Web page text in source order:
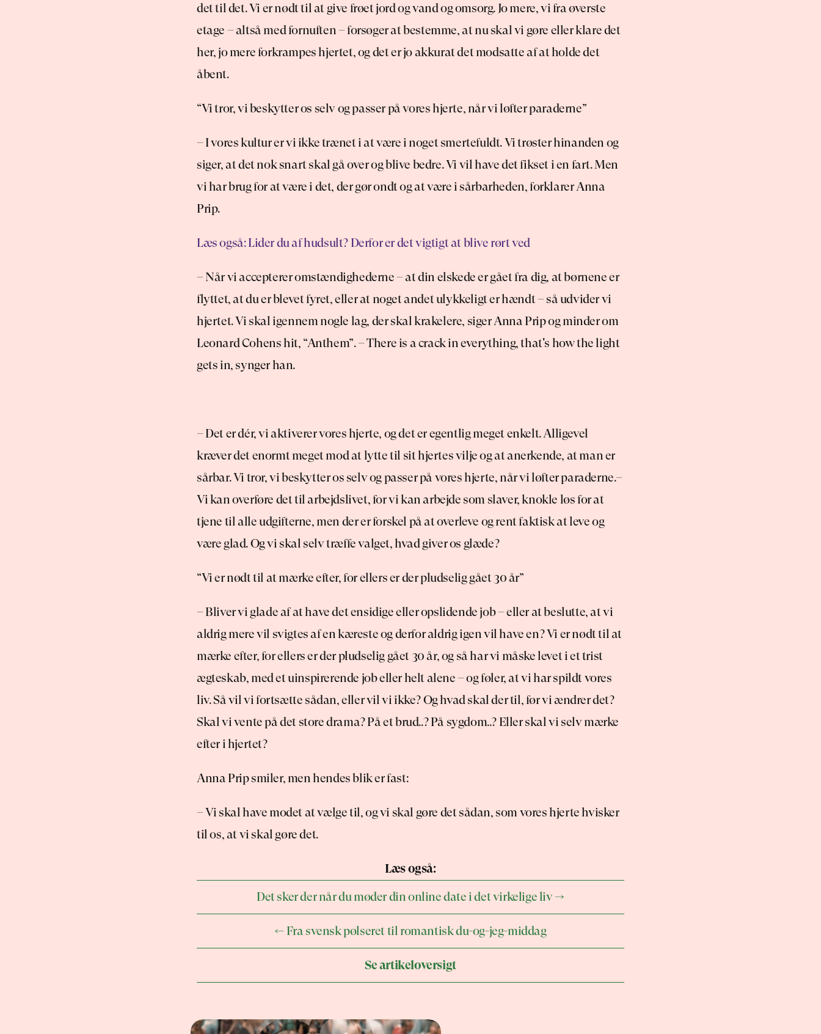
det til det. Vi er nødt til at give frøet jord og vand og omsorg. Jo mere, vi fra øverste
etage – altså med fornuften – forsøger at bestemme, at nu skal vi gøre eller klare det
her, jo mere forkrampes hjertet, og det er jo akkurat det modsatte af at holde det
åbent.
“Vi tror, vi beskytter os selv og passer på vores hjerte, når vi løfter paraderne”
– I vores kultur er vi ikke trænet i at være i noget smertefuldt. Vi trøster hinanden og
siger, at det nok snart skal gå over og blive bedre. Vi vil have det fikset i en fart. Men
vi har brug for at være i det, der gør ondt og at være i sårbarheden, forklarer Anna
Prip.
Læs også: Lider du af hudsult? Derfor er det vigtigt at blive rørt ved
– Når vi accepterer omstændighederne – at din elskede er gået fra dig, at børnene er
flyttet, at du er blevet fyret, eller at noget andet ulykkeligt er hændt – så udvider vi
hjertet. Vi skal igennem nogle lag, der skal krakelere, siger Anna Prip og minder om
Leonard Cohens hit, “Anthem”. – There is a crack in everything, that's how the light
gets in, synger han.
– Det er dér, vi aktiverer vores hjerte, og det er egentlig meget enkelt. Alligevel
kræver det enormt meget mod at lytte til sit hjertes vilje og at anerkende, at man er
sårbar. Vi tror, vi beskytter os selv og passer på vores hjerte, når vi løfter paraderne.–
Vi kan overføre det til arbejdslivet, for vi kan arbejde som slaver, knokle løs for at
tjene til alle udgifterne, men der er forskel på at overleve og rent faktisk at leve og
være glad. Og vi skal selv træffe valget, hvad giver os glæde?
“Vi er nødt til at mærke efter, for ellers er der pludselig gået 30 år”
– Bliver vi glade af at have det ensidige eller opslidende job – eller at beslutte, at vi
aldrig mere vil svigtes af en kæreste og derfor aldrig igen vil have en? Vi er nødt til at
mærke efter, for ellers er der pludselig gået 30 år, og så har vi måske levet i et trist
ægteskab, med et uinspirerende job eller helt alene – og føler, at vi har spildt vores
liv. Så vil vi fortsætte sådan, eller vil vi ikke? Og hvad skal der til, før vi ændrer det?
Skal vi vente på det store drama? På et brud..? På sygdom..? Eller skal vi selv mærke
efter i hjertet?
Anna Prip smiler, men hendes blik er fast:
– Vi skal have modet at vælge til, og vi skal gøre det sådan, som vores hjerte hvisker
til os, at vi skal gøre det.
Læs også:
Det sker der når du møder din online date i det virkelige liv →
← Fra svensk pølseret til romantisk du-og-jeg-middag
Se artikeloversigt